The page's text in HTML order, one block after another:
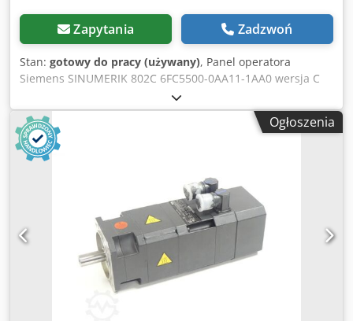
Zapytania Zadzwoń
Stan: gotowy do pracy (używany), Panel operatora
Siemens SINUMERIK 802C 6FC5500-0AA11-1AA0 wersja C
SN: C-A5E01169222, używany, ślady użytkowania, 100%
funkcjonalny, zakres dostawy jak na zdjęciach Dsdpfx
Aaexaht Netjkr
Ogłoszenia